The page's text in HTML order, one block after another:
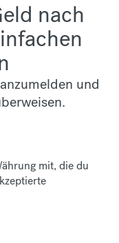
nach
und
mit, die du